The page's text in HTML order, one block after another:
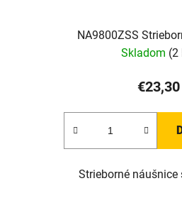
NA9800ZSS
Skladom (2
€23,30
Strieborné náušnice